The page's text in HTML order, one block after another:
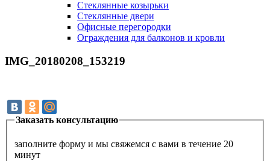
Cтеклянные козырьки
Cтеклянные двери
Офисные перегородки
Ограждения для балконов и кровли
IMG_20180208_153219
Заказать консультацию
заполните форму и мы свяжемся с вами в течение 20
минут